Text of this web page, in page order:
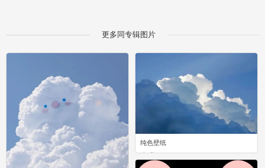
更多同专辑图片
纯色壁纸
0